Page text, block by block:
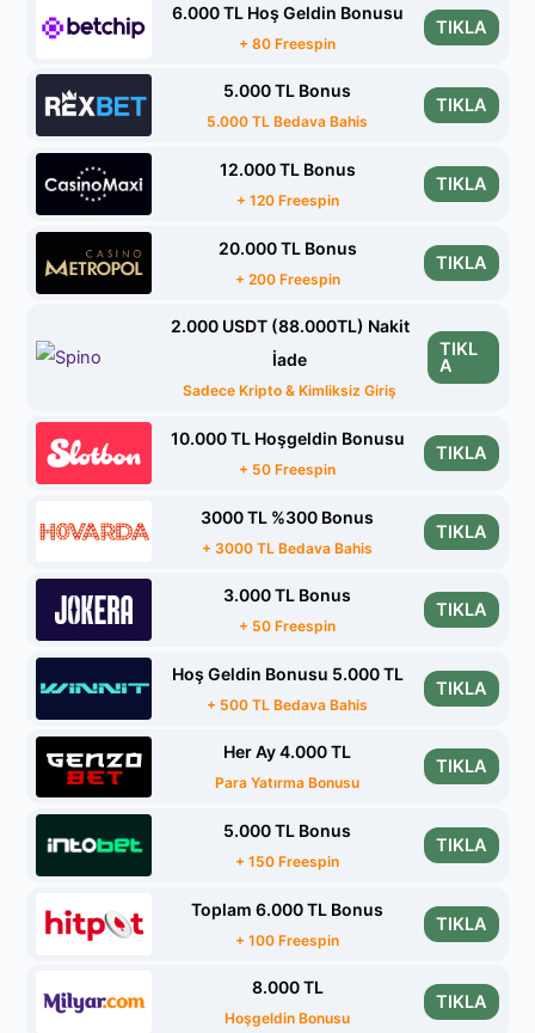
6.000 TL Hoş Geldin Bonusu
+ 80 Freespin
TIKLA
5.000 TL Bonus
5.000 TL Bedava Bahis
TIKLA
12.000 TL Bonus
+ 120 Freespin
TIKLA
20.000 TL Bonus
+ 200 Freespin
TIKLA
2.000 USDT (88.000TL) Nakit
İade
Sadece Kripto & Kimliksiz Giriş
TIKL
A
10.000 TL Hoşgeldin Bonusu
+ 50 Freespin
TIKLA
3000 TL %300 Bonus
+ 3000 TL Bedava Bahis
TIKLA
3.000 TL Bonus
+ 50 Freespin
TIKLA
Hoş Geldin Bonusu 5.000 TL
+ 500 TL Bedava Bahis
TIKLA
Her Ay 4.000 TL
Para Yatırma Bonusu
TIKLA
5.000 TL Bonus
+ 150 Freespin
TIKLA
Toplam 6.000 TL Bonus
+ 100 Freespin
TIKLA
8.000 TL
Hoşgeldin Bonusu
TIKLA